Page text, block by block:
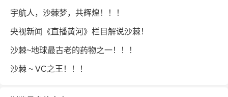
宇航人，沙棘梦，共辉煌！！！
央视新闻《直播黄河》栏目解说沙棘！
沙棘~地球最古老的药物之一！！！
沙棘 ~ VC之王！！！